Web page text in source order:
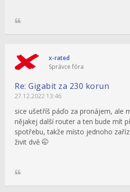
x-rated
Správce fóra
Re: Gigabit za 230 korun
27.12.2022 13:46
sice ušetříš páďo za pronájem, ale
nějakej další router a ten bude mít
spotřebu, takže místo jednoho
živit dvě 🤭